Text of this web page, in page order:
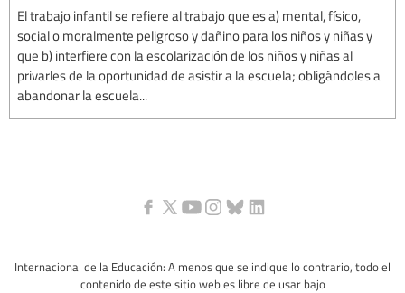
El trabajo infantil se refiere al trabajo que es a) mental, físico,
social o moralmente peligroso y dañino para los niños y niñas y
que b) interfiere con la escolarización de los niños y niñas al
privarles de la oportunidad de asistir a la escuela; obligándoles a
abandonar la escuela...
Internacional de la Educación: A menos que se indique lo contrario, todo el
contenido de este sitio web es libre de usar bajo